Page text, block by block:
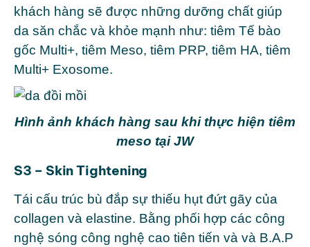
khách hàng sẽ được những dưỡng chất giúp
da săn chắc và khỏe mạnh như: tiêm Tế bào
gốc Multi+, tiêm Meso, tiêm PRP, tiêm HA, tiêm
Multi+ Exosome.
Hình ảnh khách hàng sau khi thực hiện tiêm
meso tại JW
S3 – Skin Tightening
Tái cấu trúc bù đắp sự thiếu hụt đứt gãy của
collagen và elastine. Bằng phối hợp các công
nghệ sóng công nghệ cao tiên tiến và và B.A.P